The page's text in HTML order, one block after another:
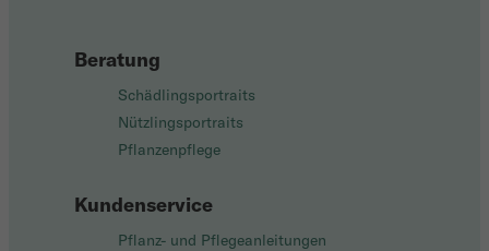
Beratung
Schädlingsportraits
Nützlingsportraits
Pflanzenpflege
Kundenservice
Pflanz- und Pflegeanleitungen